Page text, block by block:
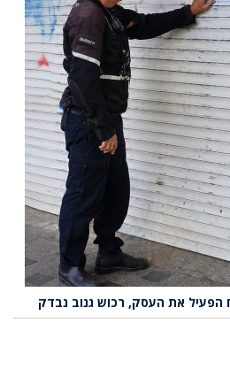
הפעיל את העסק, רכוש גנוב נבדק